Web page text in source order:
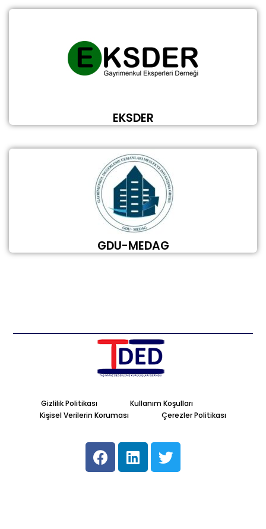
EKSDER
GDU-MEDAG
Gizlilik Politikası
Kullanım Koşulları
Kişisel Verilerin Koruması
Çerezler Politikası